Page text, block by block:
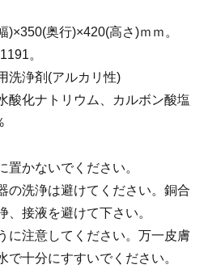
奥行)×420(高さ)ｍｍ。
。
洗浄剤(アルカリ性)
酸化ナトリウム、カルボン酸塩
置かないでください。
の洗浄は避けてください。銅合
接液を避けて下さい。
に注意してください。万一皮膚
十分にすすいでください。